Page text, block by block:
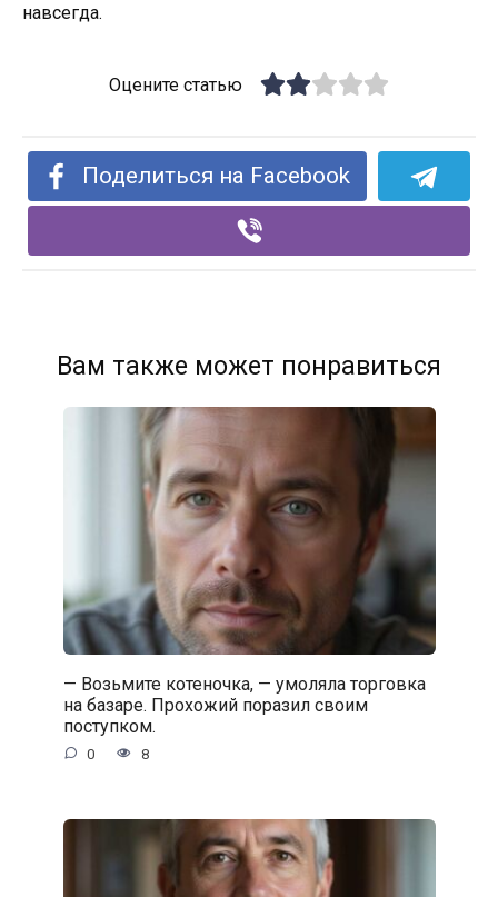
навсегда.
Оцените статью
Поделиться на Facebook
Вам также может понравиться
— Возьмите котеночка, — умоляла торговка
на базаре. Прохожий поразил своим
поступком.
0 8